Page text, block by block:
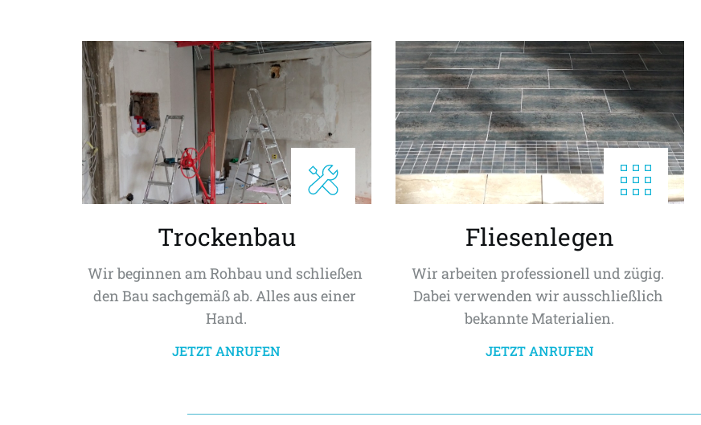
Trockenbau
Wir beginnen am Rohbau und schließen
den Bau sachgemäß ab. Alles aus einer
Hand.
JETZT ANRUFEN
Fliesenlegen
Wir arbeiten professionell und zügig.
Dabei verwenden wir ausschließlich
bekannte Materialien.
JETZT ANRUFEN